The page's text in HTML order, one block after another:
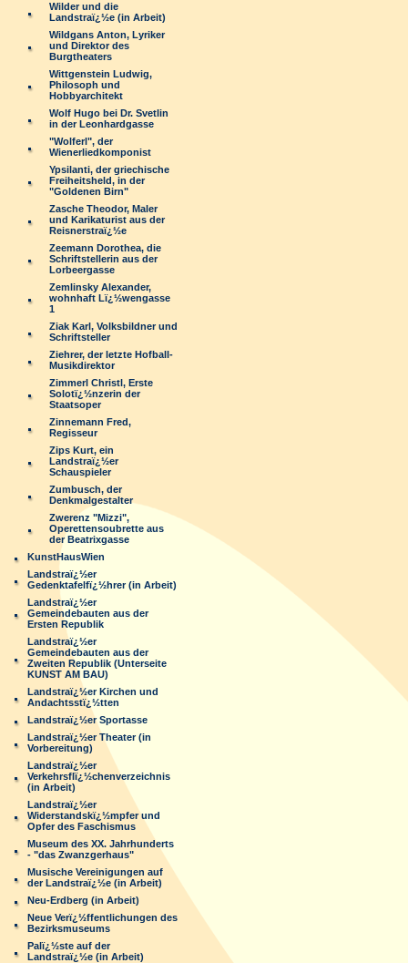
Wilder und die
Landstraï¿½e (in Arbeit)
Wildgans Anton, Lyriker
und Direktor des
Burgtheaters
Wittgenstein Ludwig,
Philosoph und
Hobbyarchitekt
Wolf Hugo bei Dr. Svetlin
in der Leonhardgasse
"Wolferl", der
Wienerliedkomponist
Ypsilanti, der griechische
Freiheitsheld, in der
"Goldenen Birn"
Zasche Theodor, Maler
und Karikaturist aus der
Reisnerstraï¿½e
Zeemann Dorothea, die
Schriftstellerin aus der
Lorbeergasse
Zemlinsky Alexander,
wohnhaft Lï¿½wengasse
1
Ziak Karl, Volksbildner und
Schriftsteller
Ziehrer, der letzte Hofball-
Musikdirektor
Zimmerl Christl, Erste
Solotï¿½nzerin der
Staatsoper
Zinnemann Fred,
Regisseur
Zips Kurt, ein
Landstraï¿½er
Schauspieler
Zumbusch, der
Denkmalgestalter
Zwerenz "Mizzi",
Operettensoubrette aus
der Beatrixgasse
KunstHausWien
Landstraï¿½er
Gedenktafelfï¿½hrer (in Arbeit)
Landstraï¿½er
Gemeindebauten aus der
Ersten Republik
Landstraï¿½er
Gemeindebauten aus der
Zweiten Republik (Unterseite
KUNST AM BAU)
Landstraï¿½er Kirchen und
Andachtsstï¿½tten
Landstraï¿½er Sportasse
Landstraï¿½er Theater (in
Vorbereitung)
Landstraï¿½er
Verkehrsflï¿½chenverzeichnis
(in Arbeit)
Landstraï¿½er
Widerstandskï¿½mpfer und
Opfer des Faschismus
Museum des XX. Jahrhunderts
- "das Zwanzgerhaus"
Musische Vereinigungen auf
der Landstraï¿½e (in Arbeit)
Neu-Erdberg (in Arbeit)
Neue Verï¿½ffentlichungen des
Bezirksmuseums
Palï¿½ste auf der
Landstraï¿½e (in Arbeit)